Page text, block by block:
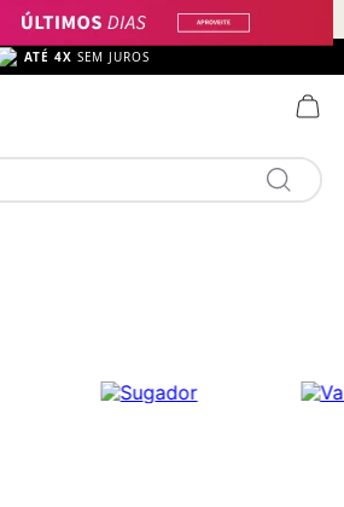
ATÉ 4X SEM JUROS